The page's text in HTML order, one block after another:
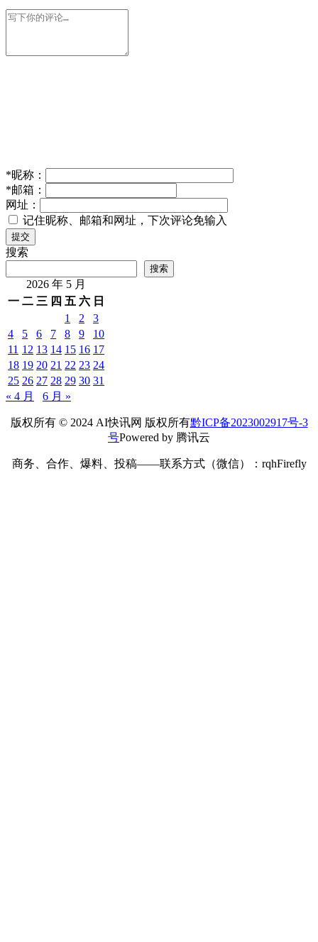
*昵称：
*邮箱：
网址：
记住昵称、邮箱和网址，下次评论免输入
提交
搜索
搜索
2026 年 5 月
一 二 三 四 五 六 日
1
2
3
4
5 6 7 8 9
10
11 12 13 14 15 16 17
18 19 20 21 22 23 24
25 26 27 28 29 30 31
« 4 月
6 月 »
版权所有 © 2024 AI快讯网 版权所有黔ICP备2023002917号-3
号Powered by 腾讯云
商务、合作、爆料、投稿——联系方式（微信）：rqhFirefly